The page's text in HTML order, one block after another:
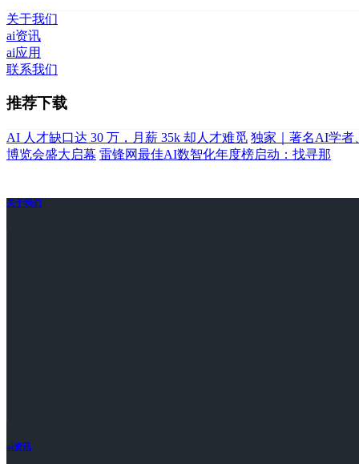
关于我们
ai资讯
ai应用
联系我们
推荐下载
AI 人才缺口达 30 万，月薪 35k 却人才难觅 独家｜著名AI学者
博览会盛大启幕 雷锋网最佳AI数智化年度榜启动：找寻那
关于我们
ai资讯